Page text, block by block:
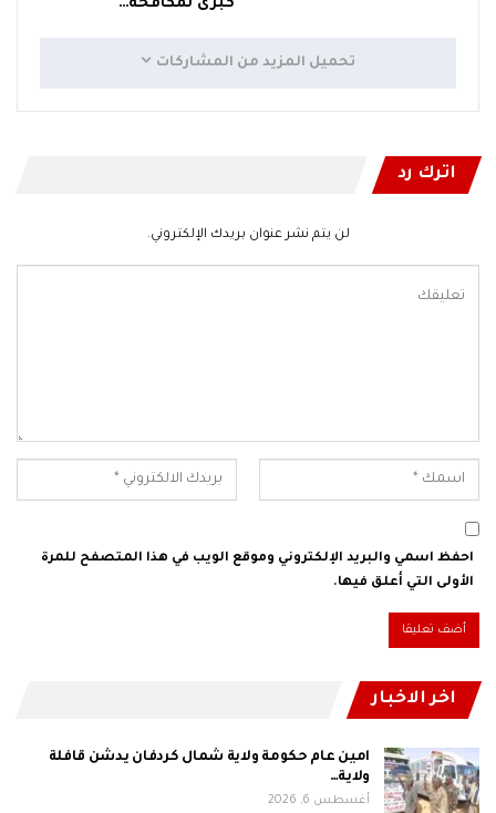
كبرى لمكافحة…
تحميل المزيد من المشاركات
اترك رد
لن يتم نشر عنوان بريدك الإلكتروني.
احفظ اسمي والبريد الإلكتروني وموقع الويب في هذا المتصفح للمرة
الأولى التي أعلق فيها.
اخر الاخبار
امين عام حكومة ولاية شمال كردفان يدشن قافلة
ولاية…
أغسطس 6, 2026